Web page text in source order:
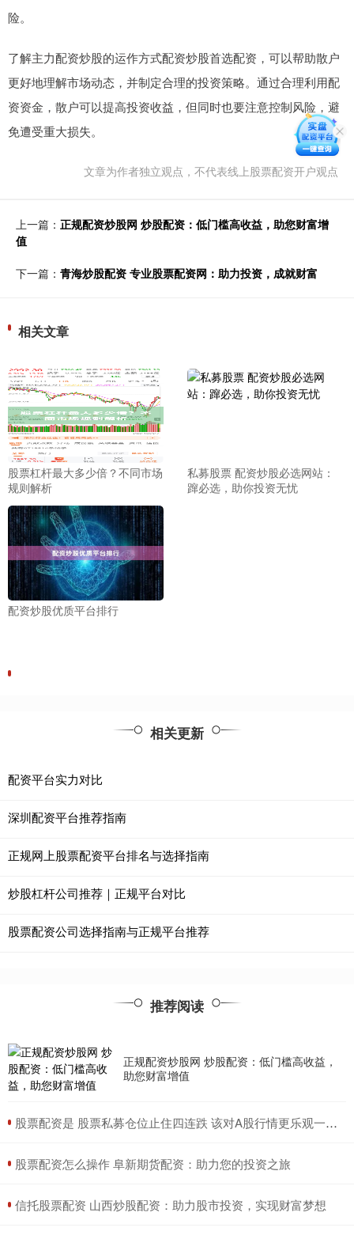
险。
了解主力配资炒股的运作方式配资炒股首选配资，可以帮助散户
更好地理解市场动态，并制定合理的投资策略。通过合理利用配
资资金，散户可以提高投资收益，但同时也要注意控制风险，避
免遭受重大损失。
文章为作者独立观点，不代表线上股票配资开户观点
上一篇： 正规配资炒股网 炒股配资：低门槛高收益，助您财富增
值
下一篇： 青海炒股配资 专业股票配资网：助力投资，成就财富
相关文章
股票杠杆最大多少倍？不同市场
规则解析
私募股票 配资炒股必选网站：
蹿必选，助你投资无忧
配资炒股优质平台排行
相关更新
配资平台实力对比
深圳配资平台推荐指南
正规网上股票配资平台排名与选择指南
炒股杠杆公司推荐｜正规平台对比
股票配资公司选择指南与正规平台推荐
推荐阅读
正规配资炒股网 炒股配资：低门槛高收益，
助您财富增值
​股票配资是 股票私募仓位止住四连跌 该对A股行情更乐观一些吗？
​股票配资怎么操作 阜新期货配资：助力您的投资之旅
​信托股票配资 山西炒股配资：助力股市投资，实现财富梦想